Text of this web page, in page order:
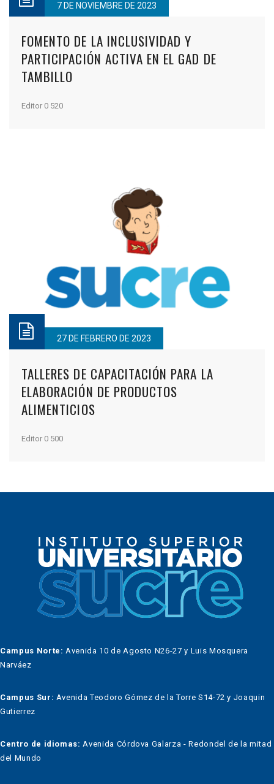
7 DE NOVIEMBRE DE 2023
FOMENTO DE LA INCLUSIVIDAD Y
PARTICIPACIÓN ACTIVA EN EL GAD DE
TAMBILLO
Editor 0 520
27 DE FEBRERO DE 2023
TALLERES DE CAPACITACIÓN PARA LA
ELABORACIÓN DE PRODUCTOS
ALIMENTICIOS
Editor 0 500
Campus Norte: Avenida 10 de Agosto N26-27 y Luis Mosquera
Narváez
Campus Sur: Avenida Teodoro Gómez de la Torre S14-72 y Joaquin
Gutierrez
Centro de idiomas:Avenida Córdova Galarza - Redondel de la mitad
del Mundo